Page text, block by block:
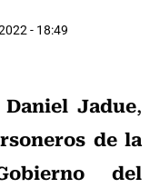
- 18:49
Daniel Jadue,
de la
del